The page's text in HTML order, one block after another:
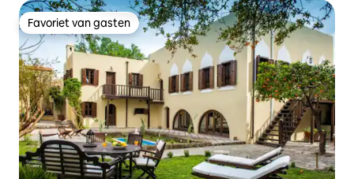
Favoriet van gasten
Favoriet van gasten